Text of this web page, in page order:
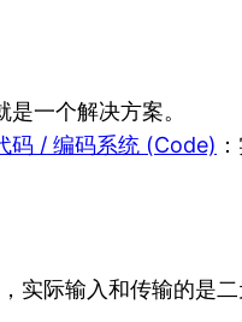
一个解决方案。
码 / 编码系统 (Code)
实际输入和传输的是